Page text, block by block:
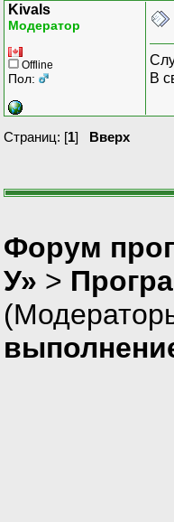
Kivals
Модератор
Offline
Пол:
В
Страниц: [1] Вверх
Форум
У» >